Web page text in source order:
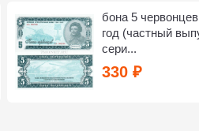
бона 5
год (частный
сери...
330₽